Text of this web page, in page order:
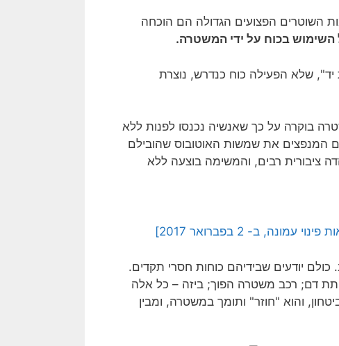
השוטרים הפצועים הגדולה הם הוכחה
השימוש בכוח על ידי המשטרה.
שלא הפעילה כוח כנדרש, נוצרת
שוטרים פצועים. המשטרה בוקרה על כך שאנשיה נכנסו לפנות ללא
המנפצים את שמשות האוטובוס שהובילם
ציבורית רבים, והמשימה בוצעה ללא
יודעים שבידיהם כוחות חסרי תקדים.
דם; רכב משטרה הפוך; ביזה – כל אלה
והוא "חוזר" ותומך במשטרה, ומבין